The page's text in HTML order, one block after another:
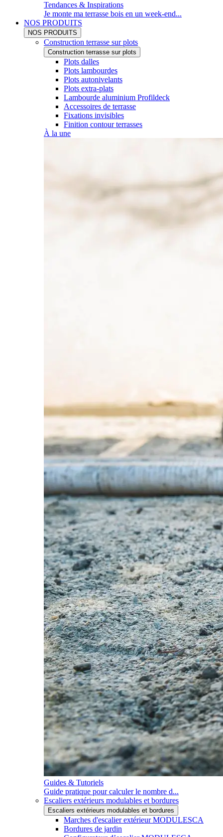
Tendances & Inspirations
Je monte ma terrasse bois en un week-end...
NOS PRODUITS
NOS PRODUITS
Construction terrasse sur plots
Construction terrasse sur plots
Plots dalles
Plots lambourdes
Plots autonivelants
Plots extra-plats
Lambourde aluminium Profildeck
Accessoires de terrasse
Fixations invisibles
Finition contour terrasses
À la une
Guides & Tutoriels
Guide pratique pour calculer le nombre d...
Escaliers extérieurs modulables et bordures
Escaliers extérieurs modulables et bordures
Marches d'escalier extérieur MODULESCA
Bordures de jardin